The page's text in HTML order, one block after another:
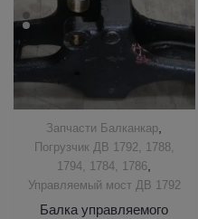
Запчасти Балканкар
Погрузчик ДВ 1792, 1788,
1794, 1784, 1786
Управляемый мост ДВ 1792
Балка управляемого